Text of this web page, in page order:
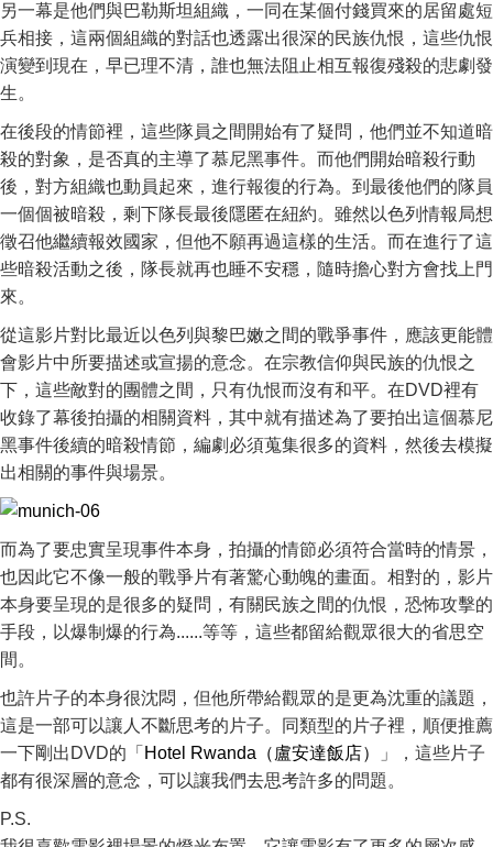
另一幕是他們與巴勒斯坦組織，一同在某個付錢買來的居留處短
兵相接，這兩個組織的對話也透露出很深的民族仇恨，這些仇恨
演變到現在，早已理不清，誰也無法阻止相互報復殘殺的悲劇發
生。
在後段的情節裡，這些隊員之間開始有了疑問，他們並不知道暗
殺的對象，是否真的主導了慕尼黑事件。而他們開始暗殺行動
後，對方組織也動員起來，進行報復的行為。到最後他們的隊員
一個個被暗殺，剩下隊長最後隱匿在紐約。雖然以色列情報局想
徵召他繼續報效國家，但他不願再過這樣的生活。而在進行了這
些暗殺活動之後，隊長就再也睡不安穩，隨時擔心對方會找上門
來。
從這影片對比最近以色列與黎巴嫩之間的戰爭事件，應該更能體
會影片中所要描述或宣揚的意念。在宗教信仰與民族的仇恨之
下，這些敵對的團體之間，只有仇恨而沒有和平。在DVD裡有
收錄了幕後拍攝的相關資料，其中就有描述為了要拍出這個慕尼
黑事件後續的暗殺情節，編劇必須蒐集很多的資料，然後去模擬
出相關的事件與場景。
而為了要忠實呈現事件本身，拍攝的情節必須符合當時的情景，
也因此它不像一般的戰爭片有著驚心動魄的畫面。相對的，影片
本身要呈現的是很多的疑問，有關民族之間的仇恨，恐怖攻擊的
手段，以爆制爆的行為......等等，這些都留給觀眾很大的省思空
間。
也許片子的本身很沈悶，但他所帶給觀眾的是更為沈重的議題，
這是一部可以讓人不斷思考的片子。同類型的片子裡，順便推薦
一下剛出DVD的「 Hotel Rwanda（盧安達飯店）
」，這些片子
都有很深層的意念，可以讓我們去思考許多的問題。
P.S.